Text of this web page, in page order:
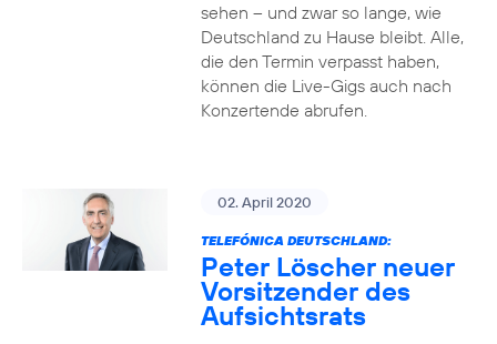
sehen – und zwar so lange, wie
Deutschland zu Hause bleibt. Alle,
die den Termin verpasst haben,
können die Live-Gigs auch nach
Konzertende abrufen.
02. April 2020
TELEFÓNICA DEUTSCHLAND:
Peter Löscher neuer
Vorsitzender des
Aufsichtsrats